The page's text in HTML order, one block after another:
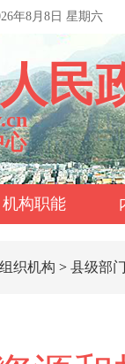
年8月8日 星期六
民
心
机构职能
组织机构 > 县级部